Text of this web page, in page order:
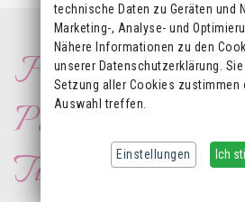
Ferienwohnung
Personen am
Tirol
technische Daten zu Geräten und
Marketing-, Analyse- und
Nähere Informationen zu den
unserer Datenschutzerklärung.
Setzung aller Cookies zustimmen
Auswahl treffen.
Einstellungen Ich